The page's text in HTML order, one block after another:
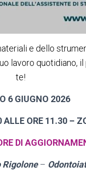
e dello
lavoro quotidiano,
te!
6 GIUGNO 2026
ALLE ORE 11.30 –
DI
Rigolone–